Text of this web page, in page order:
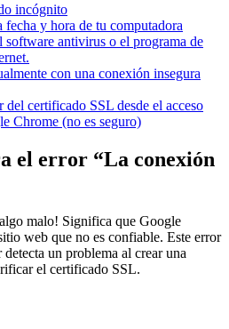
incógnito
fecha y hora de tu computadora
software antivirus o el programa de
con una conexión insegura
del certificado SSL desde el acceso
Chrome (no es seguro)
el error “La conexión
malo! Significa que Google
web que no es confiable. Este error
un problema al crear una
el certificado SSL.